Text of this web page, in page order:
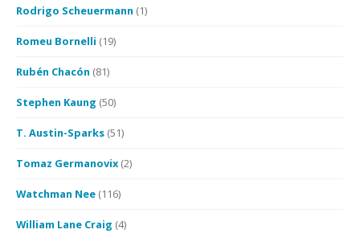
Rodrigo Scheuermann (1)
Romeu Bornelli (19)
Rubén Chacón (81)
Stephen Kaung (50)
T. Austin-Sparks (51)
Tomaz Germanovix (2)
Watchman Nee (116)
William Lane Craig (4)